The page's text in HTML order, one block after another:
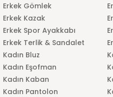
Erkek Gömlek
Erkek Kazak
Erkek Spor Ayakkabı
Erkek Terlik & Sandalet
Kadın Bluz
Kadın Eşofman
Kadın Kaban
Kadın Pantolon